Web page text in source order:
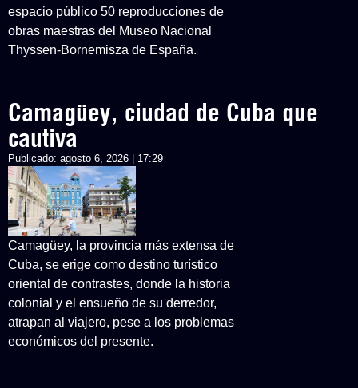
espacio público 50 reproducciones de
obras maestras del Museo Nacional
Thyssen-Bornemisza de España.
Camagüey, ciudad de Cuba que
cautiva
Publicado: agosto 6, 2026 | 17:29
Camagüey, la provincia más extensa de
Cuba, se erige como destino turístico
oriental de contrastes, donde la historia
colonial y el ensueño de su derredor,
atrapan al viajero, pese a los problemas
económicos del presente.